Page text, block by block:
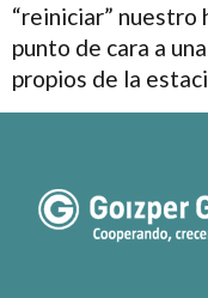
“reiniciar” nuestro
punto de cara a
propios de la